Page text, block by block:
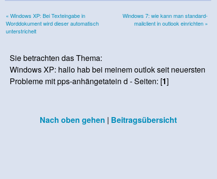
« Windows XP: Bei Texteingabe in
Worddokument wird dieser automatisch
unterstrichelt
Windows 7: wie kann man standard-
mailclient in outlook einrichten »
Sie betrachten das Thema:
Windows XP: hallo hab bei meinem outlok seit neuersten
Probleme mit pps-anhängetatein d - Seiten: [1]
Nach oben gehen | Beitragsübersicht